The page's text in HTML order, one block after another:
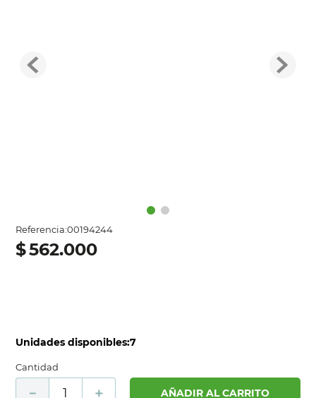
Referencia:00194244
$562.000
Unidades disponibles:7
Cantidad
＋
－ AÑADIR AL CARRITO